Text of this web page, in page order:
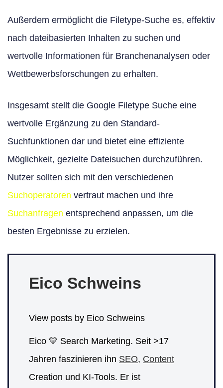
Außerdem ermöglicht die Filetype-Suche es, effektiv
nach dateibasierten Inhalten zu suchen und
wertvolle Informationen für Branchenanalysen oder
Wettbewerbsforschungen zu erhalten.
Insgesamt stellt die Google Filetype Suche eine
wertvolle Ergänzung zu den Standard-
Suchfunktionen dar und bietet eine effiziente
Möglichkeit, gezielte Dateisuchen durchzuführen.
Nutzer sollten sich mit den verschiedenen
Suchoperatoren vertraut machen und ihre
Suchanfragen entsprechend anpassen, um die
besten Ergebnisse zu erzielen.
Eico Schweins
View posts by Eico Schweins
Eico 💛 Search Marketing. Seit >17
Jahren faszinieren ihn SEO, Content
Creation und KI-Tools. Er ist